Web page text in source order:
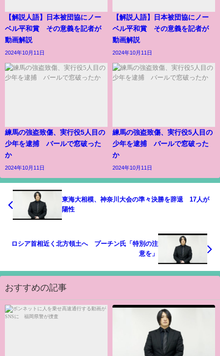
【解説人語】日本被団協にノー
ベル平和賞 その意義を記者が
動画解説
2024年10月11日
【解説人語】日本被団協にノー
ベル平和賞 その意義を記者が
動画解説
2024年10月11日
練馬の強盗致傷、実行役5人目の
少年を逮捕 バールで窓破った
か
2024年10月11日
練馬の強盗致傷、実行役5人目の
少年を逮捕 バールで窓破った
か
2024年10月11日
東海大相模、神奈川大会の準々決勝を辞退 17人が
陽性
ロシア首相近く北方領土へ プーチン氏「特別の注
意を」
おすすめの記事